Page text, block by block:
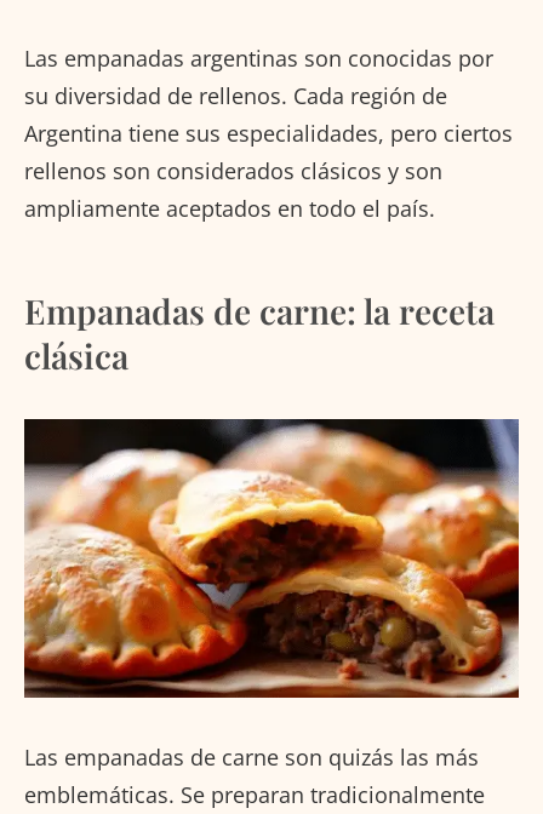
Las empanadas argentinas son conocidas por
su diversidad de rellenos. Cada región de
Argentina tiene sus especialidades, pero ciertos
rellenos son considerados clásicos y son
ampliamente aceptados en todo el país.
Empanadas de carne: la receta
clásica
Las empanadas de carne son quizás las más
emblemáticas. Se preparan tradicionalmente